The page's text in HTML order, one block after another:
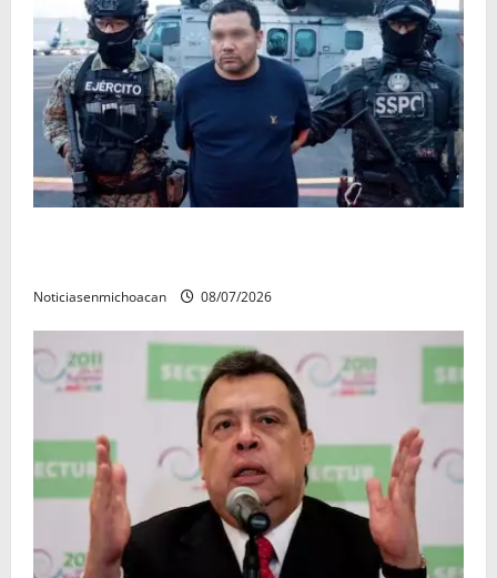
Noticiasenmichoacan 08/07/2026